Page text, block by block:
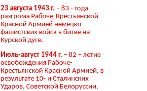
23 августа 1943 г. – 83 - года
разгрома Рабоче-Крестьянской
Красной Армией немецко-
фашистских войск в битве на
Курской дуге.
Июль-август 1944 г. – 82 – летие
освобождения Рабоче-
Крестьянской Красной Армией, в
результате 10- и Сталинских
Ударов, Советской Белоруссии,